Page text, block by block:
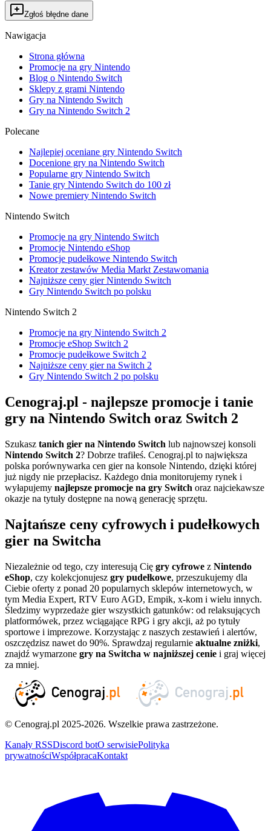
Zgłoś błędne dane
Nawigacja
Strona główna
Promocje na gry Nintendo
Blog o Nintendo Switch
Sklepy z grami Nintendo
Gry na Nintendo Switch
Gry na Nintendo Switch 2
Polecane
Najlepiej oceniane gry Nintendo Switch
Docenione gry na Nintendo Switch
Popularne gry Nintendo Switch
Tanie gry Nintendo Switch do 100 zł
Nowe premiery Nintendo Switch
Nintendo Switch
Promocje na gry Nintendo Switch
Promocje Nintendo eShop
Promocje pudełkowe Nintendo Switch
Kreator zestawów Media Markt Zestawomania
Najniższe ceny gier Nintendo Switch
Gry Nintendo Switch po polsku
Nintendo Switch 2
Promocje na gry Nintendo Switch 2
Promocje eShop Switch 2
Promocje pudełkowe Switch 2
Najniższe ceny gier na Switch 2
Gry Nintendo Switch 2 po polsku
Cenograj.pl - najlepsze promocje i tanie
gry na Nintendo Switch oraz Switch 2
Szukasz tanich gier na Nintendo Switch lub najnowszej konsoli
Nintendo Switch 2? Dobrze trafiłeś. Cenograj.pl to największa
polska porównywarka cen gier na konsole Nintendo, dzięki której
już nigdy nie przepłacisz. Każdego dnia monitorujemy rynek i
wyłapujemy najlepsze promocje na gry Switch oraz najciekawsze
okazje na tytuły dostępne na nową generację sprzętu.
Najtańsze ceny cyfrowych i pudełkowych
gier na Switcha
Niezależnie od tego, czy interesują Cię gry cyfrowe z Nintendo
eShop, czy kolekcjonujesz gry pudełkowe, przeszukujemy dla
Ciebie oferty z ponad 20 popularnych sklepów internetowych, w
tym Media Expert, RTV Euro AGD, Empik, x-kom i wielu innych.
Śledzimy wyprzedaże gier wszystkich gatunków: od relaksujących
platformówek, przez wciągające RPG i gry akcji, aż po tytuły
sportowe i imprezowe. Korzystając z naszych zestawień i alertów,
oszczędzisz nawet do 90%. Sprawdzaj regularnie aktualne zniżki,
znajdź wymarzone gry na Switcha w najniższej cenie i graj więcej
za mniej.
© Cenograj.pl 2025-2026. Wszelkie prawa zastrzeżone.
Kanały RSSDiscord botO serwisiePolityka
prywatnościWspółpracaKontakt